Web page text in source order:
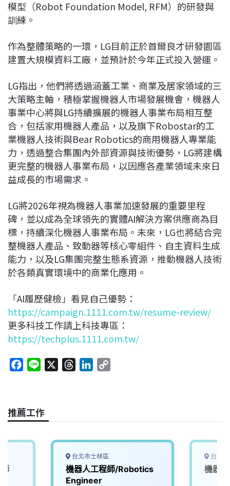
模型（Robot Foundation Model, RFM）的研發與
訓練。
作為整體策略的一環，LG目前正於首爾良才研發園區
建置大規模資料工廠，並預計於今年正式投入營運。
LG指出，他們將透過涵蓋工業、商業及居家領域的三
大策略主軸，積極掌握機器人市場發展機會，機器人
事業中心將與LG持續擴展的機器人事業布局相互整
合，包括家用機器人產品，以及旗下Robostar的工
業機器人技術與Bear Robotics的商用機器人專業能
力，透過整合集團內外部資源與技術優勢，LG將建構
更完整的機器人事業布局，以因應各產業領域未來日
益成長的市場需求。
LG將2026年視為機器人事業加速發展的重要里程
碑，並以成為全球領先的實體AI解決方案供應商為目
標，持續深化機器人事業布局。未來，LG也將結合完
整機器人產品、致動器等核心零組件、自主資料生成
能力，以及LG集團完整生態系資源，推動機器人技術
於各類真實環境中的商業化應用。
「AI履歷健檢」看見自己優勢：
https://campaign.1111.com.tw/resume-review/
更多科技工作請上科技專區：
https://techplus.1111.com.tw/
e
b
o
a
s
e
I
n
L
n
推薦工作
台北市士林區
機器人工程師/Robotics
Engineer
台中
機器